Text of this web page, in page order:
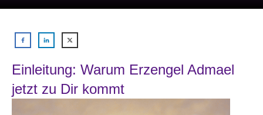
Einleitung: Warum Erzengel Admael
jetzt zu Dir kommt